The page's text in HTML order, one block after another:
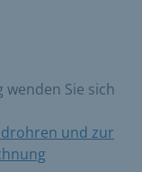
Sie sich
und zur